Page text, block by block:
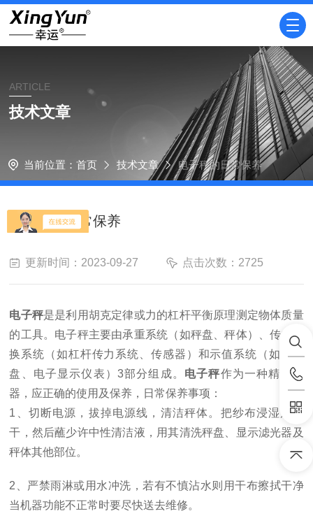
ARTICLE
技术文章
当前位置： 首页 技术文章 电子秤的日常保养
电子秤的日常保养
更新时间：2023-09-27 点击次数：2725
电子秤是是利用胡克定律或力的杠杆平衡原理测定物体质量
的工具。电子秤主要由承重系统（如秤盘、秤体）、传力转
换系统（如杠杆传力系统、传感器）和示值系统（如刻度
盘、电子显示仪表） 3部分组成。 电子秤作为一种精密仪
器，应正确的使用及保养，日常保养事项：
1
切断电源，拔掉电源线，清洁秤体。把纱布浸湿后拧
干，然后蘸少许中性清洁液，用其清洗秤盘、显示滤光器及
秤体其他部位。
2、严禁雨淋或用水冲洗，若有不慎沾水则用干布擦拭干净
当机器功能不正常时要尽快送去维修。